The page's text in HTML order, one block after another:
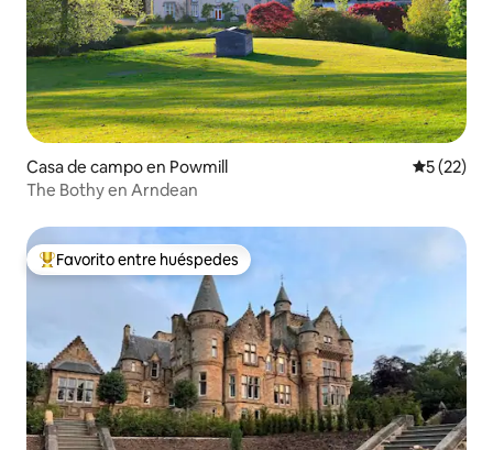
Casa de campo en Powmill
5 (22)
The Bothy en Arndean
De los mejores en Favorito entre huéspedes
Favorito entre huéspedes